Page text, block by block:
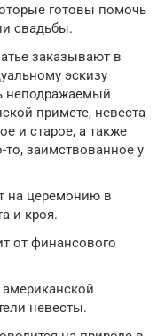
готовы помочь
свадьбы.
заказывают в
эскизу
неподражаемый
примете, невеста
и старое, а также
то, заимствованное у
на церемонию в
и кроя.
от финансового
невесты.